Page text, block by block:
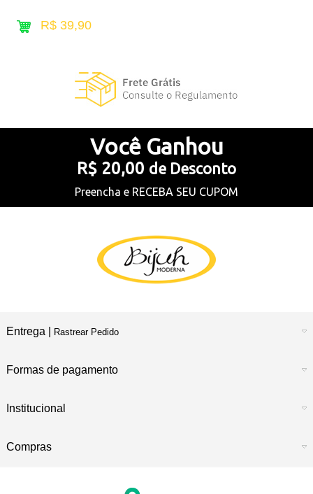
R$ 39,90
Você Ganhou
R$ 20,00 de Desconto
Preencha e RECEBA SEU CUPOM
Entrega | Rastrear Pedido
Formas de pagamento
Institucional
Compras